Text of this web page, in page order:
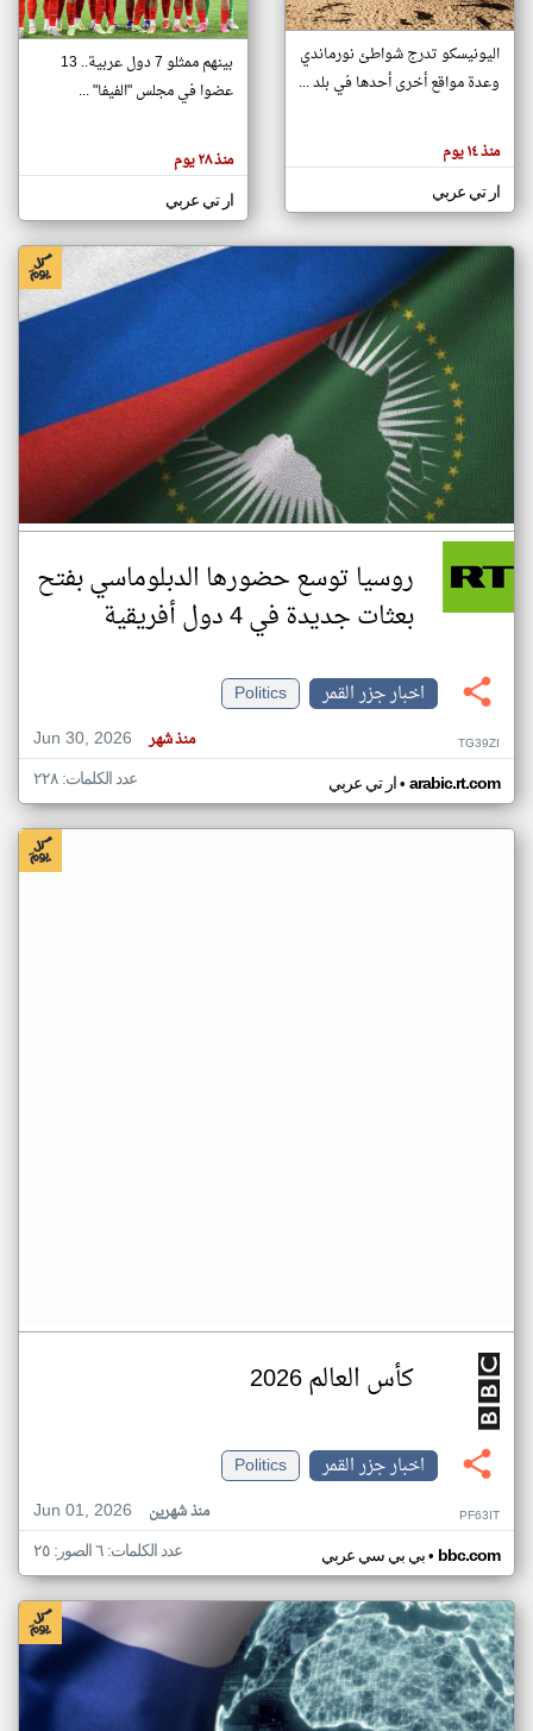
تغيير الدولة
اخبار جزر القمر على مدار الساعة
أهم اخبار جزر القمر العاجلة والمباشرة
هنا عن
وجهة
كاتبيها.
اليونيسكو تدرج شواطئ نورماندي
وعدة مواقع أخرى أحدها في بلد ...
منذ ١٤ يوم
ار تي عربي
بينهم ممثلو 7 دول عربية.. 13
عضوا في مجلس "الفيفا" ...
منذ ٢٨ يوم
ار تي عربي
روسيا توسع حضورها الدبلوماسي بفتح
بعثات جديدة في 4 دول أفريقية
اخبار جزر القمر
Politics
Jun 30, 2026
منذ شهر TG39ZI
ار تي عربي• arabic.rt.com عدد الكلمات: ٢٢٨
كأس العالم 2026
اخبار جزر القمر
Politics
Jun 01, 2026
منذ شهرين PF63IT
بي بي سي عربي• bbc.com عدد الكلمات: ٦ الصور: ٢٥
klyoum.com